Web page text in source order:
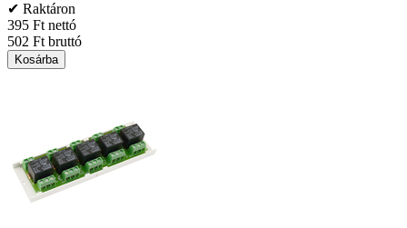
✔ Raktáron
395 Ft nettó
502 Ft bruttó
Kosárba